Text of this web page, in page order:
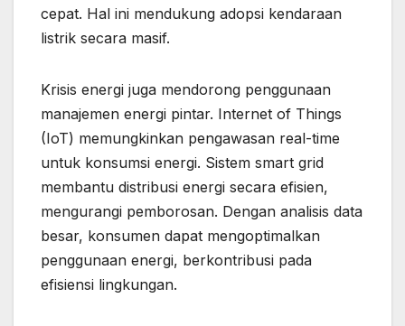
cepat. Hal ini mendukung adopsi kendaraan
listrik secara masif.
Krisis energi juga mendorong penggunaan
manajemen energi pintar. Internet of Things
(IoT) memungkinkan pengawasan real-time
untuk konsumsi energi. Sistem smart grid
membantu distribusi energi secara efisien,
mengurangi pemborosan. Dengan analisis data
besar, konsumen dapat mengoptimalkan
penggunaan energi, berkontribusi pada
efisiensi lingkungan.